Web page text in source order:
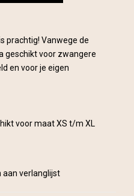
prachtig! Vanwege de
geschikt voor zwangere
en voor je eigen
voor maat XS t/m XL
aan verlanglijst